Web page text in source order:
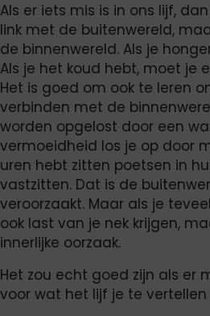
Als er iets mis is in ons lijf,
link met de buitenwereld,
de binnenwereld. Als je
Als je het koud hebt, moet je
Het is goed om ook te leren
verbinden met de
worden opgelost door een
vermoeidheid los je op door
uren hebt zitten poetsen in
vastzitten. Dat is de
veroorzaakt. Maar als je
ook last van je nek krijgen,
innerlijke oorzaak.
Het zou echt goed zijn als er
voor wat het lijf je te